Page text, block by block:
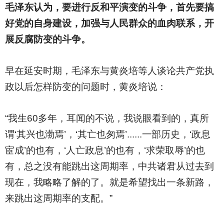
毛泽东认为，要进行反和平演变的斗争，首先要搞
好党的自身建设，加强与人民群众的血肉联系，开
展反腐防变的斗争。
早在延安时期，毛泽东与黄炎培等人谈论共产党执
政以后怎样防变的问题时，黄炎培说：
“我生60多年，耳闻的不说，我说眼看到的，真所
谓‘其兴也渤焉’，‘其亡也匆焉’......一部历史，‘政息
宦成’的也有，‘人亡政息’的也有，‘求荣取辱’的也
有，总之没有能跳出这周期率，中共诸君从过去到
现在，我略略了解的了。就是希望找出一条新路，
来跳出这周期率的支配。”